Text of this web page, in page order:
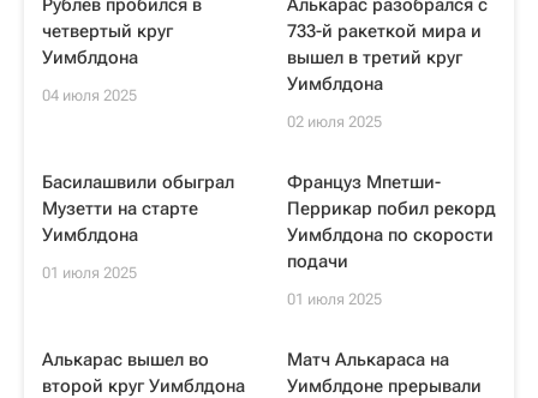
Рублев пробился в
четвертый круг
Уимблдона
04 июля 2025
Алькарас разобрался с
733-й ракеткой мира и
вышел в третий круг
Уимблдона
02 июля 2025
Басилашвили обыграл
Музетти на старте
Уимблдона
01 июля 2025
Француз Мпетши-
Перрикар побил рекорд
Уимблдона по скорости
подачи
01 июля 2025
Алькарас вышел во
второй круг Уимблдона
Матч Алькараса на
Уимблдоне прерывали